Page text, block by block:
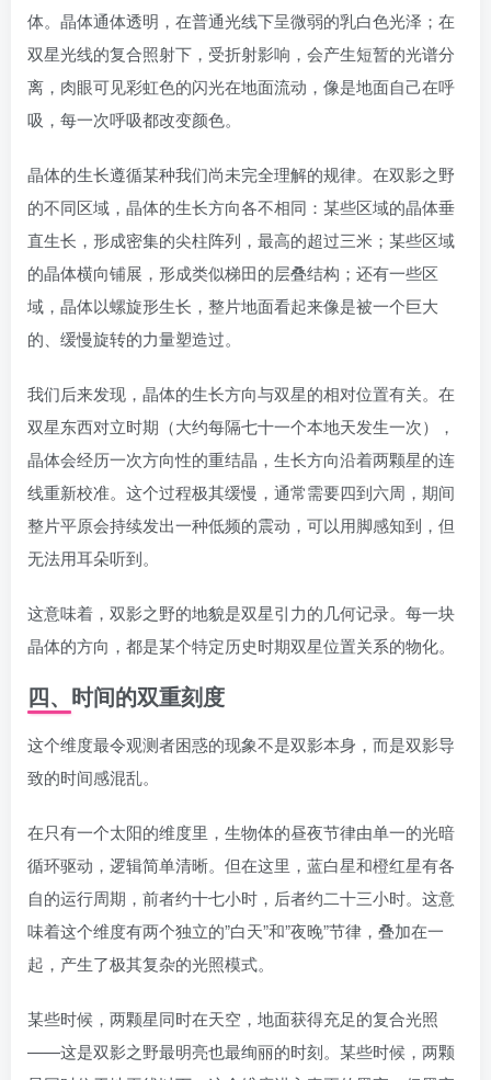
体。晶体通体透明，在普通光线下呈微弱的乳白色光泽；在
双星光线的复合照射下，受折射影响，会产生短暂的光谱分
离，肉眼可见彩虹色的闪光在地面流动，像是地面自己在呼
吸，每一次呼吸都改变颜色。
晶体的生长遵循某种我们尚未完全理解的规律。在双影之野
的不同区域，晶体的生长方向各不相同：某些区域的晶体垂
直生长，形成密集的尖柱阵列，最高的超过三米；某些区域
的晶体横向铺展，形成类似梯田的层叠结构；还有一些区
域，晶体以螺旋形生长，整片地面看起来像是被一个巨大
的、缓慢旋转的力量塑造过。
我们后来发现，晶体的生长方向与双星的相对位置有关。在
双星东西对立时期（大约每隔七十一个本地天发生一次），
晶体会经历一次方向性的重结晶，生长方向沿着两颗星的连
线重新校准。这个过程极其缓慢，通常需要四到六周，期间
整片平原会持续发出一种低频的震动，可以用脚感知到，但
无法用耳朵听到。
这意味着，双影之野的地貌是双星引力的几何记录。每一块
晶体的方向，都是某个特定历史时期双星位置关系的物化。
四、时间的双重刻度
这个维度最令观测者困惑的现象不是双影本身，而是双影导
致的时间感混乱。
在只有一个太阳的维度里，生物体的昼夜节律由单一的光暗
循环驱动，逻辑简单清晰。但在这里，蓝白星和橙红星有各
自的运行周期，前者约十七小时，后者约二十三小时。这意
味着这个维度有两个独立的”白天”和”夜晚”节律，叠加在一
起，产生了极其复杂的光照模式。
某些时候，两颗星同时在天空，地面获得充足的复合光照
——这是双影之野最明亮也最绚丽的时刻。某些时候，两颗